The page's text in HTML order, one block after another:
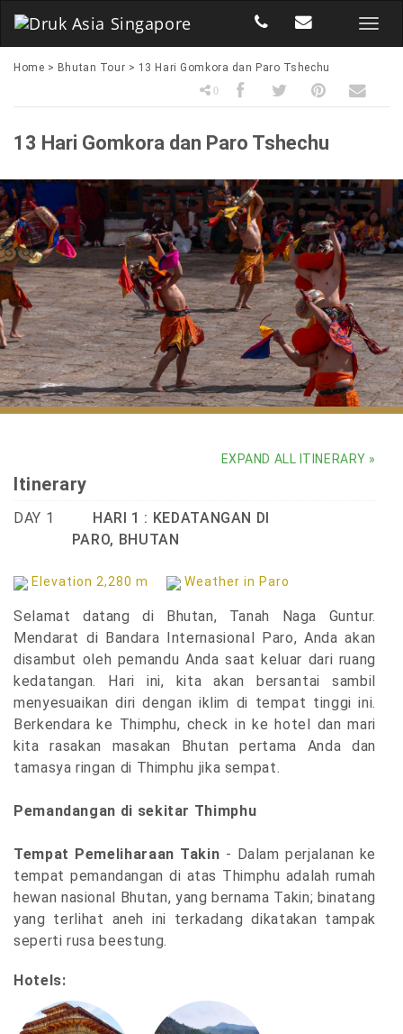
Home > Bhutan Tour > 13 Hari Gomkora dan Paro Tshechu
0
13 Hari Gomkora dan Paro Tshechu
Itinerary
EXPAND ALL ITINERARY »
DAY 1
HARI 1 : KEDATANGAN DI
PARO, BHUTAN
Elevation 2,280 m Weather in Paro
Selamat datang di Bhutan, Tanah Naga Guntur.
Mendarat di Bandara Internasional Paro, Anda akan
disambut oleh pemandu Anda saat keluar dari ruang
kedatangan. Hari ini, kita akan bersantai sambil
menyesuaikan diri dengan iklim di tempat tinggi ini.
Berkendara ke Thimphu, check in ke hotel dan mari
kita rasakan masakan Bhutan pertama Anda dan
tamasya ringan di Thimphu jika sempat.
Pemandangan di sekitar Thimphu
Tempat Pemeliharaan Takin - Dalam perjalanan ke
tempat pemandangan di atas Thimphu adalah rumah
hewan nasional Bhutan, yang bernama Takin; binatang
yang terlihat aneh ini terkadang dikatakan tampak
seperti rusa beestung.
Hotels: